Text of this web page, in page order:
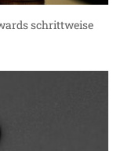
schrittweise